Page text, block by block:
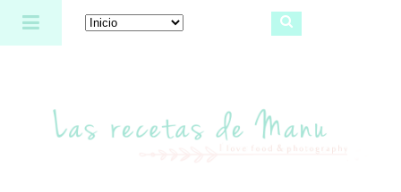
Las recetas de Manu